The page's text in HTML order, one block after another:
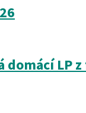
domácí LP